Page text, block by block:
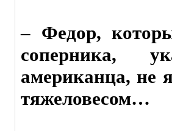
– Федор,
соперника,
американца, не
тяжеловесом…